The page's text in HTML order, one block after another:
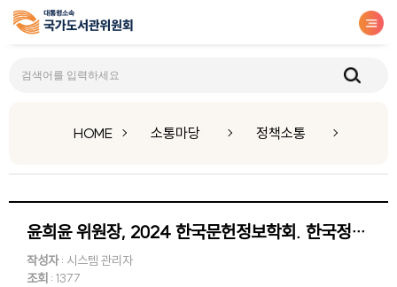
HOME 소통마당 정책소통
윤희윤 위원장, 2024 한국문헌정보학회. 한국정보관리학회 공동 춘계 학술대회 축사(202
작성자: 시스템 관리자
조회 : 1377